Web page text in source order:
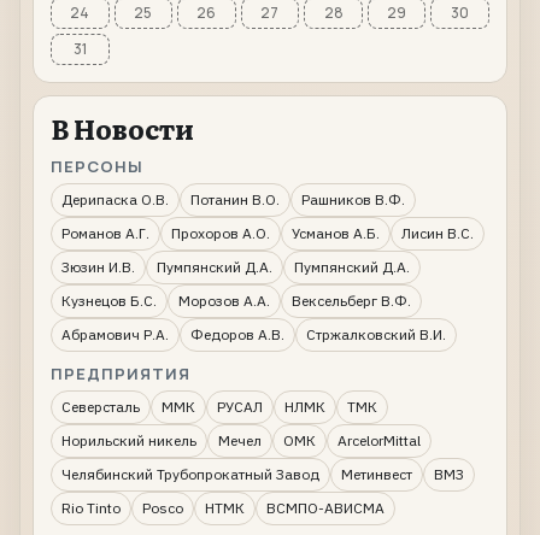
24
25 26 27 28 29
30
31
В Новости
ПЕРСОНЫ
Дерипаска О.В. Потанин В.О.
Рашников В.Ф.
Романов А.Г.
Прохоров А.О. Усманов А.Б.
Лисин В.С.
Зюзин И.В.
Пумпянский Д.А.
Пумпянский Д.А.
Кузнецов Б.С.
Морозов А.А.
Вексельберг В.Ф.
Абрамович Р.А.
Федоров А.В. Стржалковский В.И.
ПРЕДПРИЯТИЯ
Северсталь ММК РУСАЛ НЛМК
ТМК
Норильский никель
Мечел ОМК
ArcelorMittal
Челябинский Трубопрокатный Завод
Метинвест
ВМЗ
Rio Tinto
Posco НТМК ВСМПО-АВИСМА